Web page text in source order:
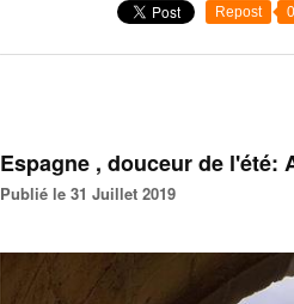
Repost 0
Espagne , douceur de l'été:
Publié le 31 Juillet 2019